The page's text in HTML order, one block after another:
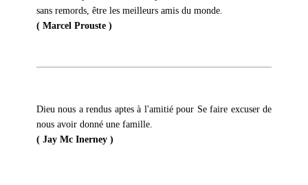
sans remords, être les meilleurs amis du monde.
( Marcel Prouste )
Dieu nous a rendus aptes à l'amitié pour Se faire excuser de
nous avoir donné une famille.
( Jay Mc Inerney )